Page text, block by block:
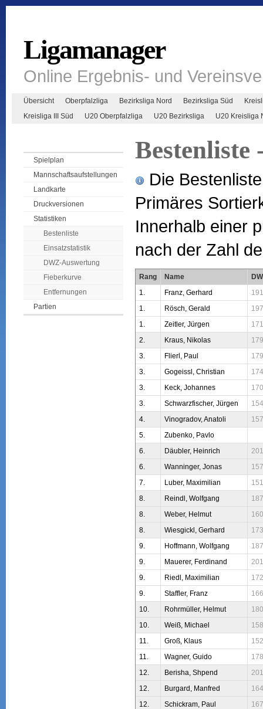
Ligamanager
Online Ergebnis- und
Übersicht Oberpfalzliga Bezirksliga Nord Bezirksliga Süd
Kreisliga III Süd
U20 Oberpfalzliga U20 Bezirksliga U20 Kreisliga
Spielplan
Mannschaftsaufstellungen
Landkarte
Druckversionen
Statistiken
Bestenliste
Einsatzstatistik
DWZ-Auswertung
Fieberkurve
Entfernungen
Partien
Bestenliste
Die
Primäres
Innerhalb einer
nach der Zahl
Rang Name
1.
Franz, Gerhard
1.
Rösch, Gerald
1.
Zeitler, Jürgen
2.
Kraus, Nikolas
3.
Flierl, Paul
3.
Gogeissl, Christian
3.
Keck, Johannes
3.
Schwarzfischer, Jürgen
4.
Vinogradov, Anatoli
5.
Zubenko, Pavlo
6.
Däubler, Heinrich
6.
Wanninger, Jonas
7.
Luber, Maximilian
8.
Reindl, Wolfgang
8.
Weber, Helmut
8.
Wiesgickl, Gerhard
9.
Hoffmann, Wolfgang
9.
Mauerer, Ferdinand
9.
Riedl, Maximilian
9.
Staffler, Franz
10.
Rohrmüller, Helmut
10.
Weiß, Michael
11.
Groß, Klaus
11.
Wagner, Guido
12.
Berisha, Shpend
12.
Burgard, Manfred
12.
Schickram, Paul